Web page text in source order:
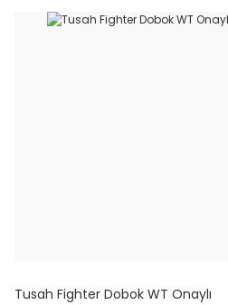
Tusah Fighter Dobok WT Onaylı